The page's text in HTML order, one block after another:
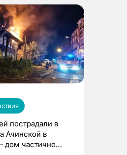
пострадали в
Ачинской в
дом частично